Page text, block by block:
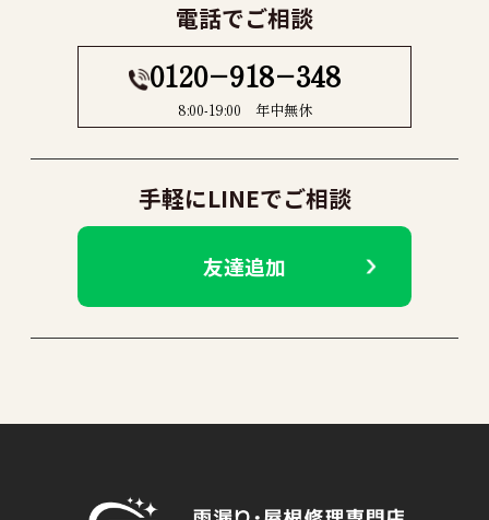
電話でご相談
0120−918−348
8:00-19:00 年中無休
手軽にLINEでご相談
友達追加